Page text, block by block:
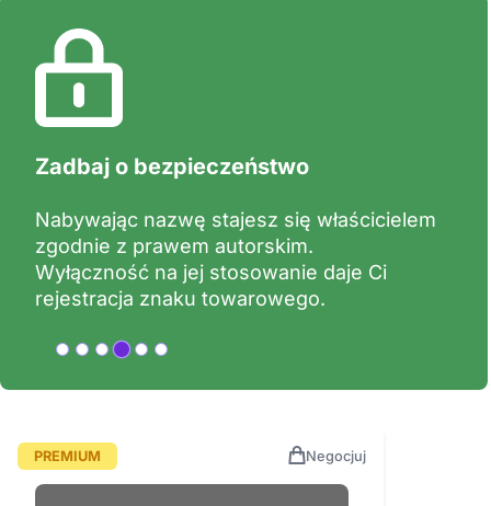
Zadbaj o bezpieczeństwo
Nabywając nazwę stajesz się właścicielem
zgodnie z prawem autorskim.
Wyłączność na jej stosowanie daje Ci
rejestracja znaku towarowego.
PREMIUM Negocjuj